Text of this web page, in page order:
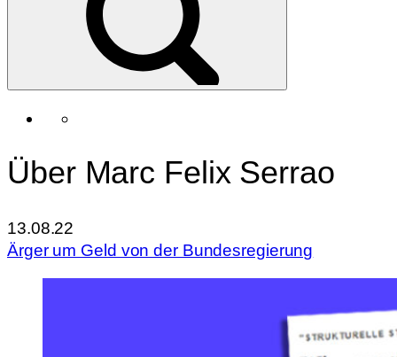
Über Marc Felix Serrao
13.08.22
Ärger um Geld von der Bundesregierung